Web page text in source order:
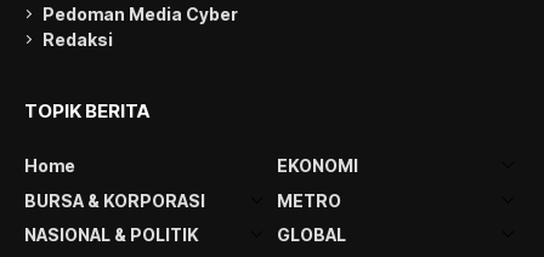
Pedoman Media Cyber
Redaksi
TOPIK BERITA
Home
EKONOMI
BURSA & KORPORASI
METRO
NASIONAL & POLITIK
GLOBAL